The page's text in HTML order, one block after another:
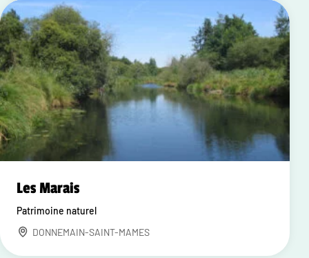
Les Marais
Patrimoine naturel
DONNEMAIN-SAINT-MAMES